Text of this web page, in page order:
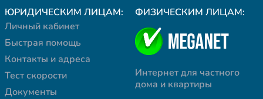
ЮРИДИЧЕСКИМ ЛИЦАМ:
Личный кабинет
Быстрая помощь
Контакты и адреса
Тест скорости
Документы
ФИЗИЧЕСКИМ ЛИЦАМ:
Интернет для частного
дома и квартиры